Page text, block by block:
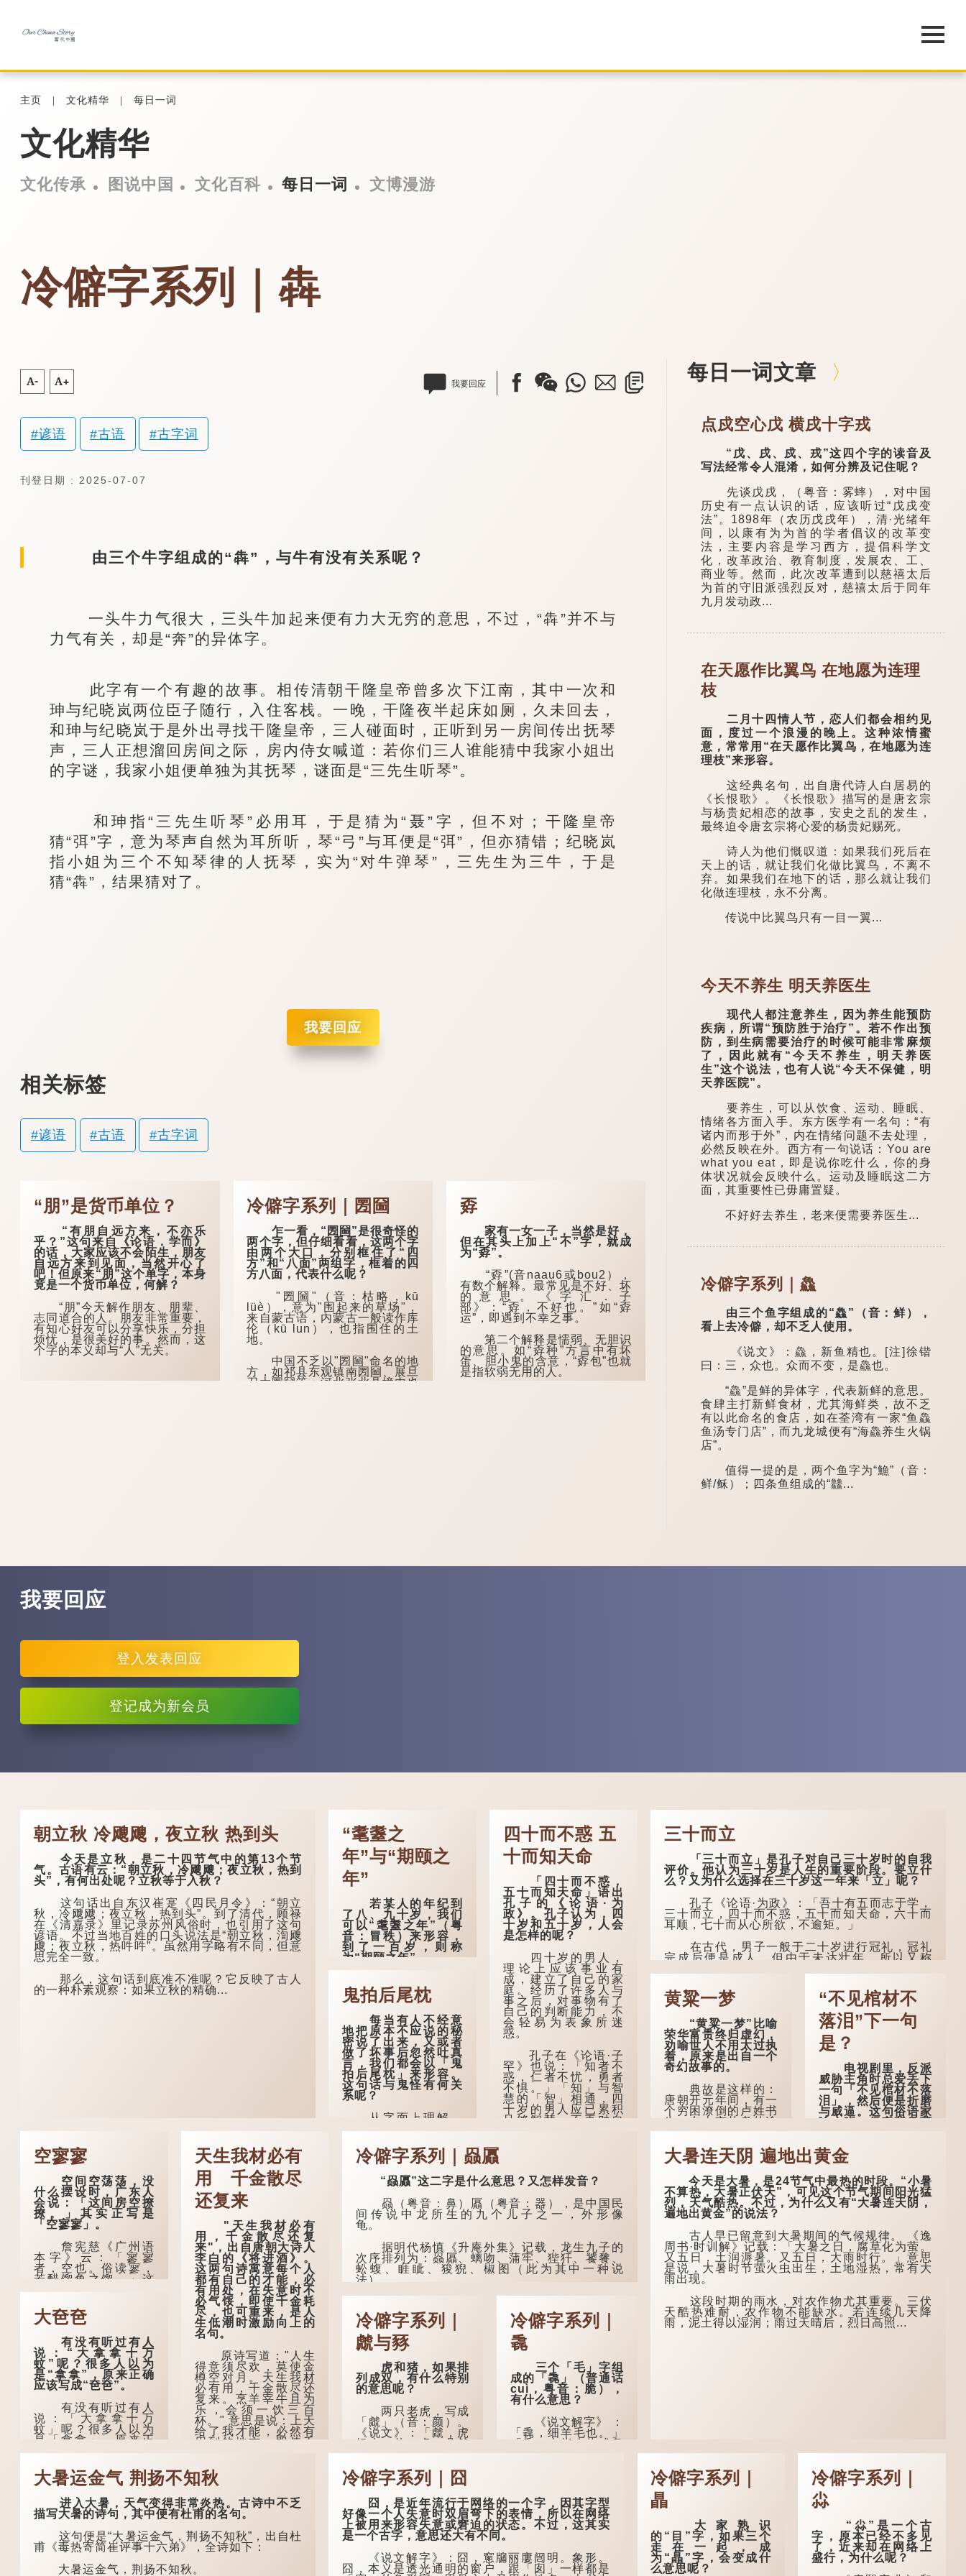
主页 文化精华 每日一词
文化精华
文化传承 图说中国 文化百科 每日一词 文博漫游
冷僻字系列｜犇
A- A+ 我要回应
谚语 古语 古字词
刊登日期 : 2025-07-07
由三个牛字组成的“犇”，与牛有没有关系呢？
一头牛力气很大，三头牛加起来便有力大无穷的意思，不过，“犇”并不与
力气有关，却是“奔”的异体字。
此字有一个有趣的故事。相传清朝干隆皇帝曾多次下江南，其中一次和
珅与纪晓岚两位臣子随行，入住客栈。一晚，干隆夜半起床如厕，久未回去，
和珅与纪晓岚于是外出寻找干隆皇帝，三人碰面时，正听到另一房间传出抚琴
声，三人正想溜回房间之际，房内侍女喊道：若你们三人谁能猜中我家小姐出
的字谜，我家小姐便单独为其抚琴，谜面是“三先生听琴”。
和珅指“三先生听琴”必用耳，于是猜为“聂”字，但不对；干隆皇帝
猜“弭”字，意为琴声自然为耳所听，琴“弓”与耳便是“弭”，但亦猜错；纪晓岚
指小姐为三个不知琴律的人抚琴，实为“对牛弹琴”，三先生为三牛，于是
猜“犇”，结果猜对了。
我要回应
相关标签
谚语 古语 古字词
“朋”是货币单位？
“有朋自远方来，不亦乐
乎？”这句来自《论语．学而》
的话，大家应该不会陌生，朋友
自远方来到见面，当然开心了
吧！但原来“朋”这个单字，本身
竟是一个货币单位，何解？
“朋”今天解作朋友、朋辈、
志同道合的人。朋友非常重要，
有知心好友可以分享快乐，分担
烦忧，是很美好的事。然而，这
个字的本义却与“人”无关。
冷僻字系列｜圐圙
乍一看，“圐圙”是很奇怪的
两个字，但仔细看看，这两个字
由两个大口，分别框住了“四
方”和“八面”两组字，框着的四
方八面，代表什么呢？
"圐圙"（音：枯略，kū
lüè），意为"围起来的草场"，
来自蒙古语，内蒙古一般读作库
伦（kū lun），也指围住的土
地。
中国不乏以"圐圙"命名的地
方，如祁县东观镇南圐圙、展旦
召大圐圙等；河北张北县境内也
孬
家有一女一子，当然是好，
但在其头上加上“不”字，就成
为“孬”。
“孬”(音naau6或bou2），
有数个解释。最常见是不好、坏
的意思。《字汇．子
部》：“孬，不好也。”如“孬
运”，即遇到不幸之事。
第二个解释是懦弱、无胆识
的意思。如“孬种”方言中有坏
蛋、胆小鬼的含意，“孬包”也就
是指软弱无用的人。
每日一词文章
点戍空心戊 横戌十字戎
“戊、戌、戍、戎”这四个字的读音及
写法经常令人混淆，如何分辨及记住呢？
先谈戊戌，（粤音：雾蟀），对中国
历史有一点认识的话，应该听过“戊戌变
法”。1898年（农历戊戌年），清·光绪年
间，以康有为为首的学者倡议的改革变
法，主要内容是学习西方，提倡科学文
化，改革政治、教育制度，发展农、工、
商业等。然而，此次改革遭到以慈禧太后
为首的守旧派强烈反对，慈禧太后于同年
九月发动政...
在天愿作比翼鸟 在地愿为连理
枝
二月十四情人节，恋人们都会相约见
面，度过一个浪漫的晚上。这种浓情蜜
意，常常用“在天愿作比翼鸟，在地愿为连
理枝”来形容。
这经典名句，出自唐代诗人白居易的
《长恨歌》。《长恨歌》描写的是唐玄宗
与杨贵妃相恋的故事，安史之乱的发生，
最终迫令唐玄宗将心爱的杨贵妃赐死。
诗人为他们慨叹道：如果我们死后在
天上的话，就让我们化做比翼鸟，不离不
弃。如果我们在地下的话，那么就让我们
化做连理枝，永不分离。
传说中比翼鸟只有一目一翼...
今天不养生 明天养医生
现代人都注意养生，因为养生能预防
疾病，所谓“预防胜于治疗”。若不作出预
防，到生病需要治疗的时候可能非常麻烦
了，因此就有“今天不养生，明天养医
生”这个说法，也有人说“今天不保健，明
天养医院”。
要养生，可以从饮食、运动、睡眠、
情绪各方面入手。东方医学有一名句：“有
诸内而形于外”，内在情绪问题不去处理，
必然反映在外。西方有一句说话：You are
what you eat，即是说你吃什么，你的身
体状况就会反映什么。运动及睡眠这二方
面，其重要性已毋庸置疑。
不好好去养生，老来便需要养医生...
冷僻字系列｜鱻
由三个鱼字组成的“鱻”（音：鲜），
看上去冷僻，却不乏人使用。
《说文》：鱻，新鱼精也。[注]徐锴
曰：三，众也。众而不变，是鱻也。
“鱻”是鲜的异体字，代表新鲜的意思。
食肆主打新鲜食材，尤其海鲜类，故不乏
有以此命名的食店，如在荃湾有一家“鱼鱻
鱼汤专门店”，而九龙城便有“海鱻养生火锅
店”。
值得一提的是，两个鱼字为“䲆”（音：
鲜/稣）；四条鱼组成的“䲜...
我要回应
登入 发表回应
登记成为新会员
朝立秋 冷飕飕，夜立秋 热到头
今天是立秋，是二十四节气中的第13个节
气。古语有云：“朝立秋，冷飕飕；夜立秋，热到
头”，有何出处呢？立秋等于入秋？
这句话出自东汉崔寔《四民月令》：“朝立
秋，冷飕飕；夜立秋，热到头”。到了清代，顾禄
在《清嘉录》里记录苏州风俗时，也引用了这句
谚语。不过当地百姓的口头说法是“朝立秋，渹飕
飕；夜立秋，热吽吽”。虽然用字略有不同，但意
思完全一致。
那么，这句话到底准不准呢？它反映了古人
的一种朴素观察：如果立秋的精确...
“耄耋之
年”与“期颐之
年”
若某人的年纪到
了八、九十岁，我们
可以“耄耋之年”（粤
音：冒秩）来形容，
到了一百岁，则称
为“期颐之年”。
老人家，亦含有思想
紊乱的意思；"耋"更有
跌倒的意思，也是用
来形容老人家的。
曹操《对酒歌》
就曾写道："耄耋皆得
以寿终，恩泽广及草
木昆虫。"
到了一百岁呢？
那么就可以称
为"期颐"。 《礼记.曲
礼上》："百年曰期
颐。"郑玄注："期，犹
要也；颐，养也。不
知衣服食味，孝子要
鬼拍后尾枕
每当有人不经意
地把原本不应说的秘
密说了出来，又或者
做了坏事后忽然吐真
言，我们都会以「鬼
拍后尾枕」来形容。
这句话与鬼怪有何关
系呢？
从字面上理解，
「后尾枕」的本字应
zhěn，与「枕」同
音）。 《说文解
字》：「䪴，项枕
也。」意思是头后部
民间流传有一种
说法，人会将一些不
于颈后之处。如果忽
然吐真言，就好像被
不明东西（如鬼魂）
在后脑拍了一下，藏
因此...
四十而不惑 五
十而知天命
「四十而不惑，
五十而知天命」语出
孔子的《论语·为
政》。孔子认为，四
十岁和五十岁，人会
是怎样的呢？
四十岁的男人，
理论上应该事业有
成，建立了自己的家
庭。经历了许多人与
事之后，对事物有了
自己的判断能力，不
会轻易为表象所迷
惑。
孔子在《论语·子
罕》也说：「知者不
惑，仁者不忧，勇者
不惧。」「知」与智
慧的「智」相通，四
十岁的男人应已累积
足够智慧，不再对自
三十而立
「三十而立」是孔子对自己三十岁时的自我
评价。他认为三十岁是人生的重要阶段。要立什
么？又为什么选择在三十岁这一年来「立」呢？
孔子《论语·为政》：「吾十有五而志于学，
三十而立，四十而不惑，五十而知天命，六十而
耳顺，七十而从心所欲，不逾矩。」
在古代，男子一般于二十岁进行冠礼，冠礼
完成后便是成人，但由于未达壮年，所以又称
这说明三十岁...
黄粱一梦
“黄粱一梦”比喻
荣华富贵终归虚幻，
劝喻世人不用太过执
着，原来是出自一个
奇幻故事的。
典故是这样的：
唐朝开元年间，有一
个穷困潦倒的卢姓书
生，在上京赴考的途
中经过一间旅店休
士，两人畅谈甚欢。
言谈间，卢姓书
生感慨自己虽贵为读
书人，但一直未能考
取功名，仍然贫困，
感到十分落泊。于
是，道士拿出一个青
瓷枕头，让卢姓书生
睡一睡，便能满足他
希望得到荣华富贵的
愿望。
这时，...
“不见棺材不
落泪”下一句
是？
电视剧里，反派
威胁主角时总爱丢下
一句「不见棺材不落
泪」，然后便是折磨
与威逼。这句俗语家
喻户晓，但它背后藏
「不见棺材不落
泪」的原句，有说法
是「不见棺材不下
泪」或「不见亲棺不
下泪」，出自明朝兰
陵笑笑生所著的《金
回。原意是指人未亲
眼见到亲人棺木，便
不会真正感到悲伤；
后来引申为比喻人执
迷不悟，不到彻底失
许多人对这上半
句耳熟能详，但它其
实还有下半句——
空寥寥
空间空荡荡，没
什么摆设时，广东人
会说：「这间房空撩
撩。」其实正写是
「空寥寥」。
詹宪慈《广州语
本字》云：「寥寥
者，空也。俗读寥，
若醋馏鱼之馏。」这
个字在古代已经出
《说文》注本中，
「寥」是「廫」的篆
虚。如《列仙传·安期
先生》载琊阜老人故
事，以「寥寥安期，
虚质高清」形容空虚
无所事事。
唐代《艺文类
聚》引晋孙绰《表哀
诗》：「寥寥空堂，
寂寂响户」...
大夿夿
有没有听过有人
说：“大拿拿十万
蚊”呢？很多人以为
是“拿拿”，原来正确
应该写成“夿夿”。
有没有听过有人
说：「大拿拿十万
蚊」呢？很多人以为
是「拿拿」，原来正
确应该写成「夿
在詹宪慈《广州
语本字》：「夿夿
者，形容物之大也。
俗读夿，若拿……常
夿夿』。」
「一个银钱大夿
天生我材必有
用 千金散尽
还复来
"天生我材必有
用，千金散尽还复
来"，出自唐朝大诗人
李白的《将进酒》。
这两句诗寓意每个人
都有自己的才能，必
有用处，在失意时不
必气馁，即使千金耗
尽，也可重来，是人
生低潮时激励向上的
名句。
原诗写道："人生
得意须尽欢，莫使金
樽空对月。天生我材
必有用，千金散尽还
复来。烹羊宰牛且为
乐，会须一饮三百
杯。" 意思是说：上天
给了我才能，必然有
用到的地方；即使千
李白作此诗时，
大约是天宝十一年。
当时他已被唐玄宗赐
金放还约八年，这期
间经常与朋友游山玩
水，部分诗作显露出
怀...
冷僻字系列｜赑屭
“赑屭”这二字是什么意思？又怎样发音？
赑（粤音：鼻）屭（粤音：器），是中国民
间传说中龙所生的九个儿子之一，外形像
龟。
据明代杨慎《升庵外集》记载，龙生九子的
次序排列为：赑屭、螭吻、蒲牢、狴犴、饕餮、
蚣蝮、睚眦、狻猊、椒图（此为其中一种说
法）。
形像龟，因为能负重，多作为碑座，有“碑下...
冷僻字系列｜
虤与豩
虎和猪，如果排
列成双，有什么特别
的意思呢？
两只老虎，写成
「虤」（音：颜）。
《说文》：「虤，虎
怒也。从二虎。凡虤
之属皆从虤。」代表
人诗中亦有「求闲未
得闲，众诮瞋虤虤」
之句，意思是众人的
讥讽让人怒目而视。
两只猪，则为
「豩」（音：宾）。
甲骨文从二「豕」，
象猪相追逐的样子。
冷僻字系列｜
毳
三个「毛」字组
成的「毳」（普通话
cuì，粤音：脆），
有什么意思？
《说文解字》 ：
「毳，细羊毛也。」
「毳」本指人体或鸟
手臂等部位生长的细
毛，也叫「毳」，又
叫「寒毛」、「汗
毛」。
医学上，「毳
毛」是一个专有名
大暑连天阴 遍地出黄金
今天是大暑，是24节气中最热的时段。“小暑
不算热，大暑正伏天”，可见这个节气期间阳光猛
烈，天气酷热。不过，为什么又有“大暑连天阴，
遍地出黄金”的说法？
古人早已留意到大暑期间的气候规律。 《逸
周书·时训解》记载：「大暑之日，腐草化为萤。
又五日，土润溽暑。又五日，大雨时行。」意思
是说，大暑时节萤火虫出生，土地湿热，常有大
雨出现。
这段时期的雨水，对农作物尤其重要。三伏
天酷热难耐，农作物不能缺水。若连续几天降
雨，泥土得以湿润；雨过天晴后，烈日高照...
大暑运金气 荆扬不知秋
进入大暑，天气变得非常炎热。古诗中不乏
描写大暑的诗句，其中便有杜甫的名句。
这句便是“大暑运金气，荆扬不知秋”，出自杜
甫《毒热寄简崔评事十六弟》，全诗如下：
大暑运金气，荆扬不知秋。
冷僻字系列｜囧
囧，是近年流行于网络的一个字，因其字型
好像一个人失意时双眉弯下的表情，所以在网络
上被用来形容失意或窘迫的状态。不过，这其实
是一个古字，意思还大有不同。
《说文解字》：囧，窻牖丽廔闿明。象形。
囧，本义是透光通明的窗户，跟「囱」一样都是
冷僻字系列｜
瞐
大家熟识
的“目”字，如果三个
走在一起，成
为“瞐”字，会变成什
么意思呢？
冷僻字系列｜
尛
“尛”是一个古
字，原本已经不多见
了，近来却在网络上
盛行，为什么呢？